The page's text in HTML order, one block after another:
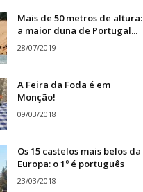
Mais de 50 metros de altura:
a maior duna de Portugal...
28/07/2019
A Feira da Foda é em
Monção!
09/03/2018
Os 15 castelos mais belos da
Europa: o 1º é português
23/03/2018